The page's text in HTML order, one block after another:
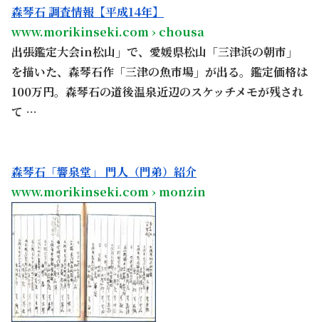
森琴石 調査情報【平成14年】
www.morikinseki.com › chousa
出張鑑定大会in松山」で、愛媛県松山「三津浜の朝市」
を描いた、森琴石作「三津の魚市場」が出る。鑑定価格は
100万円。森琴石の道後温泉近辺のスケッチメモが残され
て …
森琴石「響泉堂」 門人（門弟）紹介
www.morikinseki.com › monzin